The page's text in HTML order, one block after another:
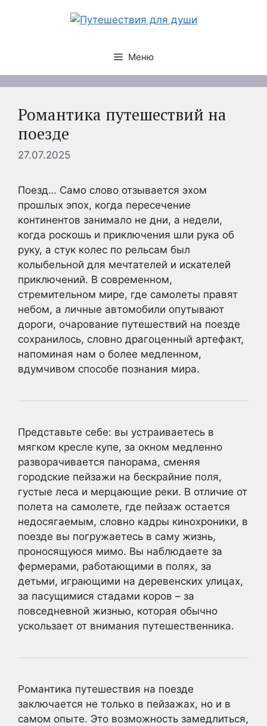
Меню
Романтика путешествий на
поезде
27.07.2025
Поезд… Само слово отзывается эхом
прошлых эпох, когда пересечение
континентов занимало не дни, а недели,
когда роскошь и приключения шли рука об
руку, а стук колес по рельсам был
колыбельной для мечтателей и искателей
приключений. В современном,
стремительном мире, где самолеты правят
небом, а личные автомобили опутывают
дороги, очарование путешествий на поезде
сохранилось, словно драгоценный артефакт,
напоминая нам о более медленном,
вдумчивом способе познания мира.
Представьте себе: вы устраиваетесь в
мягком кресле купе, за окном медленно
разворачивается панорама, сменяя
городские пейзажи на бескрайние поля,
густые леса и мерцающие реки. В отличие от
полета на самолете, где пейзаж остается
недосягаемым, словно кадры кинохроники, в
поезде вы погружаетесь в саму жизнь,
проносящуюся мимо. Вы наблюдаете за
фермерами, работающими в полях, за
детьми, играющими на деревенских улицах,
за пасущимися стадами коров – за
повседневной жизнью, которая обычно
ускользает от внимания путешественника.
Романтика путешествия на поезде
заключается не только в пейзажах, но и в
самом опыте. Это возможность замедлиться,